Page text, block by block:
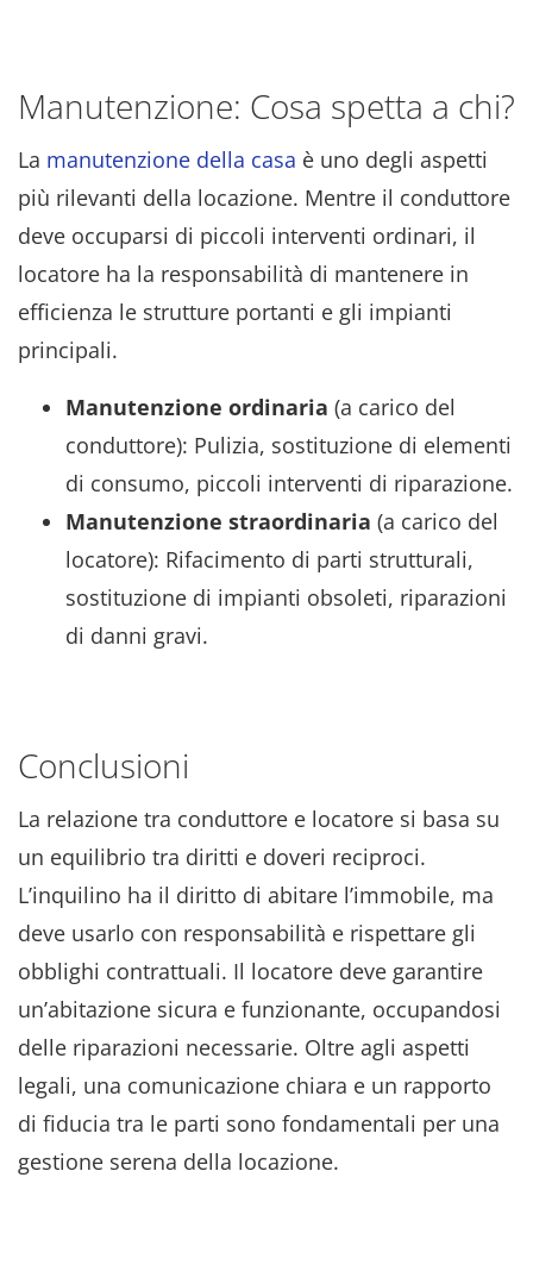
Manutenzione: Cosa spetta a chi?
La manutenzione della casa è uno degli aspetti
più rilevanti della locazione. Mentre il conduttore
deve occuparsi di piccoli interventi ordinari, il
locatore ha la responsabilità di mantenere in
efficienza le strutture portanti e gli impianti
principali.
Manutenzione ordinaria (a carico del
conduttore): Pulizia, sostituzione di elementi
di consumo, piccoli interventi di riparazione.
Manutenzione straordinaria (a carico del
locatore): Rifacimento di parti strutturali,
sostituzione di impianti obsoleti, riparazioni
di danni gravi.
Conclusioni
La relazione tra conduttore e locatore si basa su
un equilibrio tra diritti e doveri reciproci.
L’inquilino ha il diritto di abitare l’immobile, ma
deve usarlo con responsabilità e rispettare gli
obblighi contrattuali. Il locatore deve garantire
un’abitazione sicura e funzionante, occupandosi
delle riparazioni necessarie. Oltre agli aspetti
legali, una comunicazione chiara e un rapporto
di fiducia tra le parti sono fondamentali per una
gestione serena della locazione.